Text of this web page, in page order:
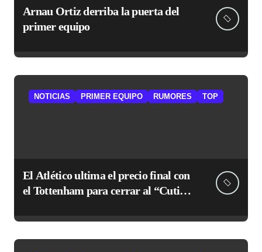
Arnau Ortiz derriba la puerta del
primer equipo
NOTICIAS PRIMER EQUIPO RUMORES TOP
El Atlético ultima el precio final con
el Tottenham para cerrar al “Cuti”